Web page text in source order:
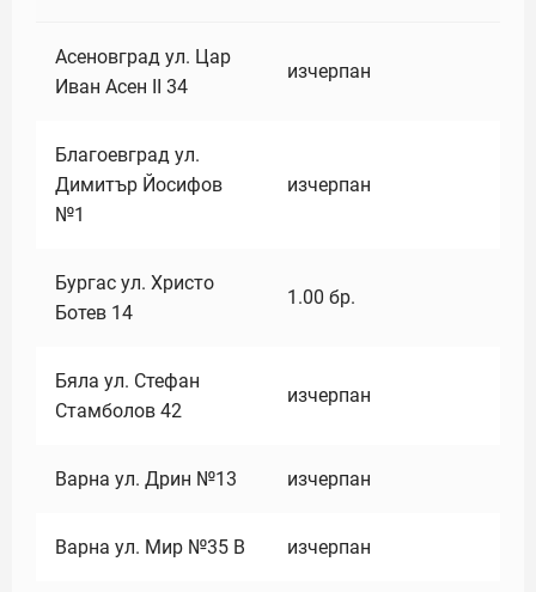
Асеновград ул. Цар
Иван Асен II 34
изчерпан
Благоевград ул.
Димитър Йосифов
№1
изчерпан
Бургас ул. Христо
Ботев 14
1.00 бр.
Бяла ул. Стефан
Стамболов 42
изчерпан
Варна ул. Дрин №13 изчерпан
Варна ул. Мир №35 В изчерпан